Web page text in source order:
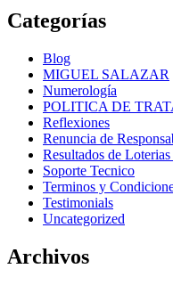
Categorías
Blog
MIGUEL SALAZAR
Numerología
POLITICA DE
Reflexiones
Renuncia de
Resultados de
Soporte Tecnico
Terminos y
Testimonials
Uncategorized
Archivos